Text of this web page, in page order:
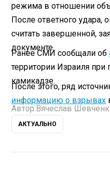
режима в отношении
После ответного
считать завершенной,
документе.
Ранее СМИ сообщали об
территории Израиля
камикадзе.
После этого, ряд
информацию о взрывах
Автор: Вячеслав
АКТУАЛЬНО